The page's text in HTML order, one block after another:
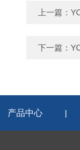
上一篇：
下一篇：
产品中心 |